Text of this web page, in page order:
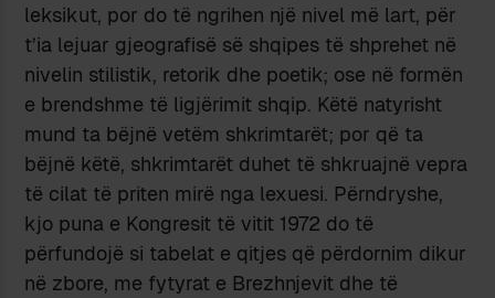
leksikut, por do të ngrihen një nivel më lart, për
t’ia lejuar gjeografisë së shqipes të shprehet në
nivelin stilistik, retorik dhe poetik; ose në formën
e brendshme të ligjërimit shqip. Këtë natyrisht
mund ta bëjnë vetëm shkrimtarët; por që ta
bëjnë këtë, shkrimtarët duhet të shkruajnë vepra
të cilat të priten mirë nga lexuesi. Përndryshe,
kjo puna e Kongresit të vitit 1972 do të
përfundojë si tabelat e qitjes që përdornim dikur
në zbore, me fytyrat e Brezhnjevit dhe të